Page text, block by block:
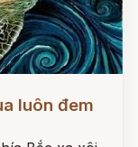
luôn đem